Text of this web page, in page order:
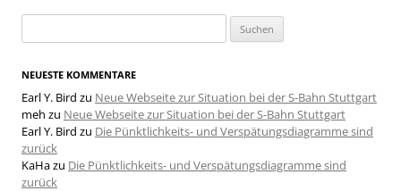
nach:
NEUESTE KOMMENTARE
Earl Y. Bird zu Neue Webseite zur Situation bei der S-Bahn Stuttgart
meh zu Neue Webseite zur Situation bei der S-Bahn Stuttgart
Earl Y. Bird zu Die Pünktlichkeits- und Verspätungsdiagramme sind
zurück
KaHazu Die Pünktlichkeits- und Verspätungsdiagramme sind
zurück